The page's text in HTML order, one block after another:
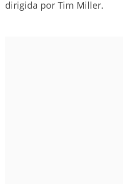
dirigida por Tim Miller.